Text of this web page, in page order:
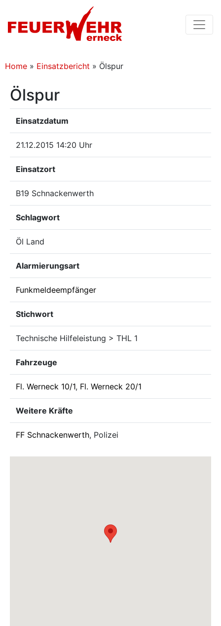
Home » Einsatzbericht » Ölspur
Ölspur
Einsatzdatum
21.12.2015 14:20 Uhr
Einsatzort
B19 Schnackenwerth
Schlagwort
Öl Land
Alarmierungsart
Funkmeldeempfänger
Stichwort
Technische Hilfeleistung > THL 1
Fahrzeuge
Fl. Werneck 10/1, Fl. Werneck 20/1
Weitere Kräfte
FF Schnackenwerth, Polizei